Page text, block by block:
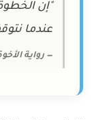
"إن الخطوة
عندما
— رواية